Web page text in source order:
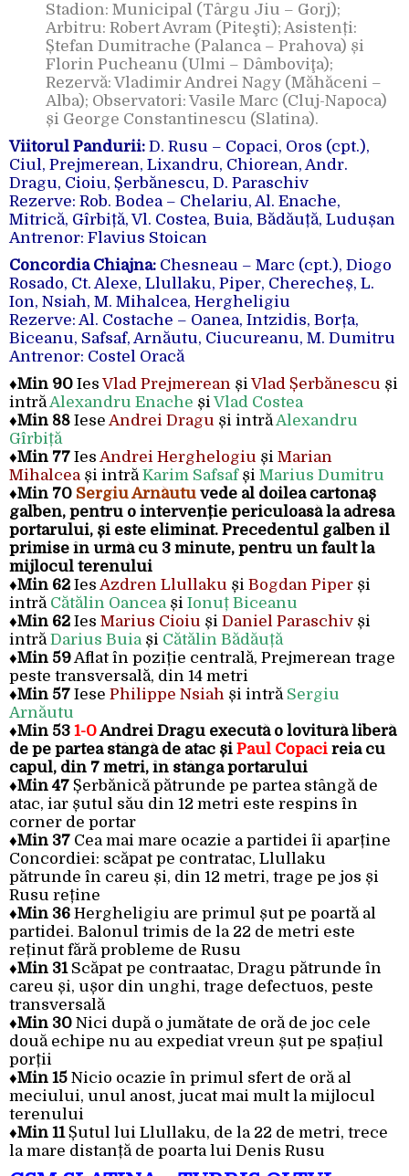
Stadion: Municipal (Târgu Jiu – Gorj);
Arbitru: Robert Avram (Piteşti); Asistenți:
Ștefan Dumitrache (Palanca – Prahova) și
Florin Pucheanu (Ulmi – Dâmboviţa);
Rezervă: Vladimir Andrei Nagy (Măhăceni –
Alba); Observatori: Vasile Marc (Cluj-Napoca)
și George Constantinescu (Slatina).
Viitorul Pandurii: D. Rusu – Copaci, Oros (cpt.),
Ciul, Prejmerean, Lixandru, Chiorean, Andr.
Dragu, Cioiu, Șerbănescu, D. Paraschiv
Rezerve: Rob. Bodea – Chelariu, Al. Enache,
Mitrică, Gîrbiță, Vl. Costea, Buia, Bădăuță, Ludușan
Antrenor: Flavius Stoican
Concordia Chiajna: Chesneau – Marc (cpt.), Diogo
Rosado, Ct. Alexe, Llullaku, Piper, Cherecheș, L.
Ion, Nsiah, M. Mihalcea, Hergheligiu
Rezerve: Al. Costache – Oanea, Intzidis, Borța,
Biceanu, Safsaf, Arnăutu, Ciucureanu, M. Dumitru
Antrenor: Costel Oracă
♦Min 90 IesVlad Prejmerean șiVlad Șerbănescu și
intrăAlexandru Enache șiVlad Costea
♦Min 88 Iese Andrei Dragu și intrăAlexandru
Gîrbiță
♦Min 77 Ies Andrei Herghelogiu și Marian
Mihalceași intrăKarim Safsafși Marius Dumitru
♦Min 70 Sergiu Arnăutu vede al doilea cartonaș
galben, pentru o intervenție periculoasă la adresa
portarului, și este eliminat. Precedentul galben îl
primise în urmă cu 3 minute, pentru un fault la
mijlocul terenului
♦Min 62 Ies Azdren Llullaku și Bogdan Piper și
intră Cătălin Oancea și Ionuț Biceanu
♦Min 62 Ies Marius Cioiu și Daniel Paraschiv și
intrăDarius Buia și Cătălin Bădăuță
♦Min 59Aflat în poziție centrală, Prejmerean trage
peste transversală, din 14 metri
♦Min 57 Iese Philippe Nsiah și intră Sergiu
Arnăutu
♦Min 53 1-0Andrei Dragu execută o lovitură liberă
de pe partea stângă de atac și Paul Copaci reia cu
capul, din 7 metri, în stânga portarului
♦Min 47 Șerbănică pătrunde pe partea stângă de
atac, iar șutul său din 12 metri este respins în
corner de portar
♦Min 37 Cea mai mare ocazie a partidei îi aparține
Concordiei: scăpat pe contratac, Llullaku
pătrunde în careu și, din 12 metri, trage pe jos și
Rusu reține
♦Min 36 Hergheligiu are primul șut pe poartă al
partidei. Balonul trimis de la 22 de metri este
reținut fără probleme de Rusu
♦Min 31Scăpat pe contraatac, Dragu pătrunde în
careu și, ușor din unghi, trage defectuos, peste
transversală
♦Min 30 Nici după o jumătate de oră de joc cele
două echipe nu au expediat vreun șut pe spațiul
porții
♦Min 15 Nicio ocazie în primul sfert de oră al
meciului, unul anost, jucat mai mult la mijlocul
terenului
♦Min 11Șutul lui Llullaku, de la 22 de metri, trece
la mare distanță de poarta lui Denis Rusu